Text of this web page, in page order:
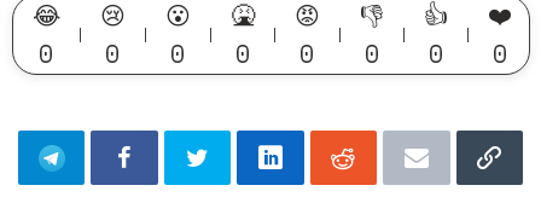
😂
0
😢
0
😮
0
🤮
0
😡
0
👎
0
👍
0
❤️
0